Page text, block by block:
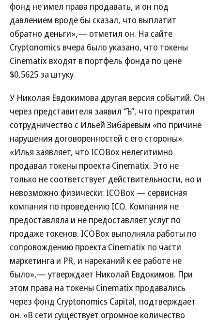
фонд не имел права продавать, и он под
давлением вроде бы сказал, что выплатит
обратно деньги»,— отметил он. На сайте
Cryptonomics вчера было указано, что токены
Cinematix входят в портфель фонда по цене
$0,5625 за штуку.
У Николая Евдокимова другая версия событий. Он
через представителя заявил “Ъ”, что прекратил
сотрудничество с Ильей Зибаревым «по причине
нарушения договоренностей с его стороны».
«Илья заявляет, что ICOBox нелегитимно
продавал токены проекта Cinematix. Это не
только не соответствует действительности, но и
невозможно физически: ICOBox — сервисная
компания по проведению ICO. Компания не
предоставляла и не предоставляет услуг по
продаже токенов. ICOBox выполняла работы по
сопровождению проекта Cinematix по части
маркетинга и PR, и нареканий к ее работе не
было»,— утверждает Николай Евдокимов. При
этом права на токены Cinematix продавались
через фонд Cryptonomics Capital, подтверждает
он. «В сети существует огромное количество